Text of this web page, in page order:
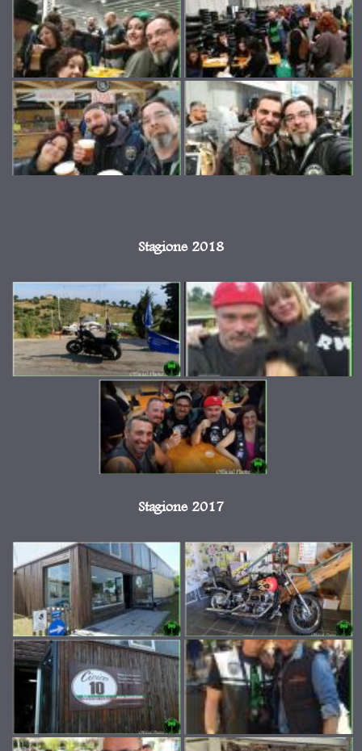
Stagione 2018
Stagione 2017